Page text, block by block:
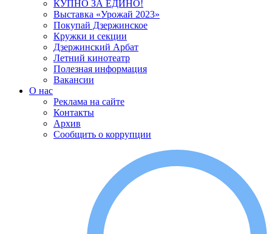
КУПНО ЗА ЕДИНО!
Выставка «Урожай 2023»
Покупай Дзержинское
Кружки и секции
Дзержинский Арбат
Летний кинотеатр
Полезная информация
Вакансии
О нас
Реклама на сайте
Контакты
Архив
Сообщить о коррупции